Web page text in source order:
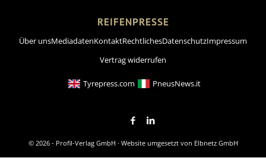
REIFENPRESSE
Über unsMediadatenKontaktRechtlichesDatenschutzImpressum
Vertrag widerrufen
Tyrepress.com PneusNews.it
© 2026 - Profil-Verlag GmbH · Website umgesetzt von Elbnetz GmbH